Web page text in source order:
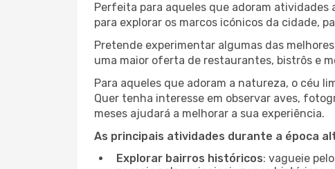
Perfeita para aqueles que adoram atividades
para explorar os marcos icónicos da cidade,
Pretende experimentar algumas das
uma maior oferta de restaurantes, bistrôs e
Para aqueles que adoram a natureza, o céu
Quer tenha interesse em observar aves,
meses ajudará a melhorar a sua experiência.
As principais atividades durante a época
Explorar bairros históricos: vagueie